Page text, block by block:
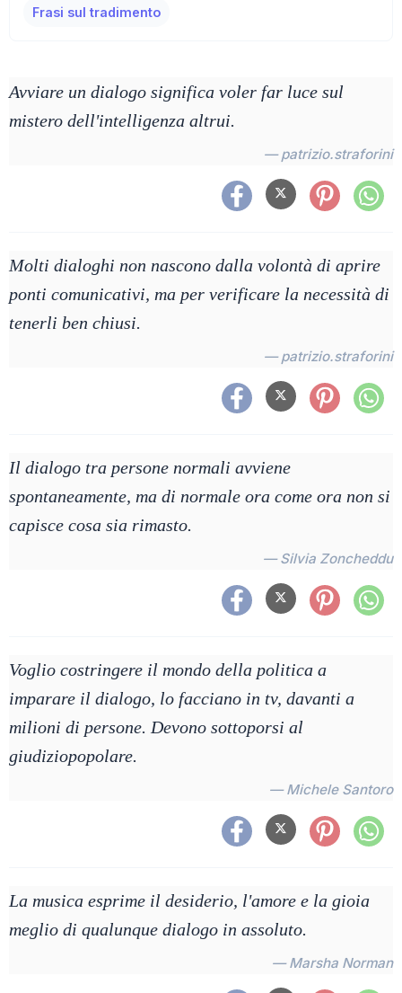
Frasi sul tradimento
Avviare un dialogo significa voler far luce sul
mistero dell'intelligenza altrui.
— patrizio.straforini
Molti dialoghi non nascono dalla volontà di aprire
ponti comunicativi, ma per verificare la necessità di
tenerli ben chiusi.
— patrizio.straforini
Il dialogo tra persone normali avviene
spontaneamente, ma di normale ora come ora non si
capisce cosa sia rimasto.
— Silvia Zoncheddu
Voglio costringere il mondo della politica a
imparare il dialogo, lo facciano in tv, davanti a
milioni di persone. Devono sottoporsi al
giudiziopopolare.
— Michele Santoro
La musica esprime il desiderio, l'amore e la gioia
meglio di qualunque dialogo in assoluto.
— Marsha Norman